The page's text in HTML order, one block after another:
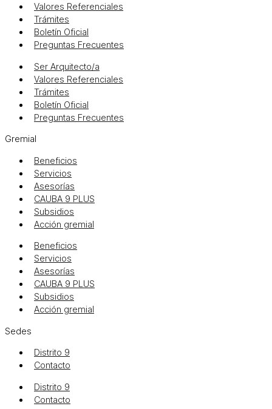
Valores Referenciales
Trámites
Boletín Oficial
Preguntas Frecuentes
Ser Arquitecto/a
Valores Referenciales
Trámites
Boletín Oficial
Preguntas Frecuentes
Gremial
Beneficios
Servicios
Asesorías
CAUBA 9 PLUS
Subsidios
Acción gremial
Beneficios
Servicios
Asesorías
CAUBA 9 PLUS
Subsidios
Acción gremial
Sedes
Distrito 9
Contacto
Distrito 9
Contacto